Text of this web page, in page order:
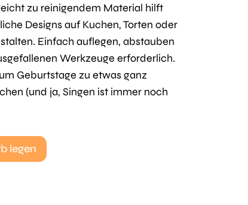
zu reinigendem Material hilft
Designs auf Kuchen, Torten oder
Einfach auflegen, abstauben
Werkzeuge erforderlich.
Geburtstage zu etwas ganz
(und ja, Singen ist immer noch
legen